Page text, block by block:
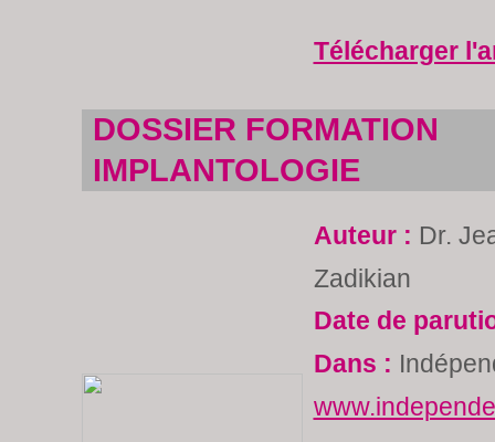
Télécharger
DOSSIER FORMATION
IMPLANTOLOGIE
Auteur : Dr.
Zadikian
Date de
Dans :